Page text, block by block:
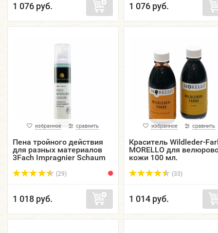
1 076 руб. 1 076 руб.
избранное сравнить
Пена тройного действия
для разных материалов
3Fach Impragnier Schaum
мл.
(29)
1 018 руб.
избранное сравнить
Краситель Wildleder-
MORELLO для
кожи 100 мл.
(33)
1 014 руб.